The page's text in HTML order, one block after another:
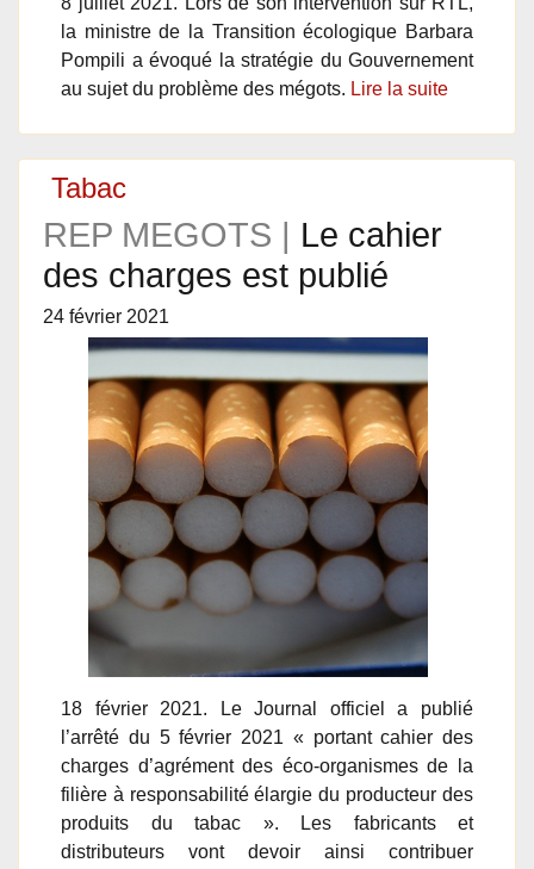
la ministre de la Transition écologique Barbara
Pompili a évoqué la stratégie du Gouvernement
au sujet du problème des mégots. Lire la suite
Tabac
REP MEGOTS | Le cahier
des charges est publié
24 février 2021
18 février 2021. Le Journal officiel a publié
l’arrêté du 5 février 2021 « portant cahier des
charges d’agrément des éco-organismes de la
filière à responsabilité élargie du producteur des
produits du tabac ». Les fabricants et
distributeurs vont devoir ainsi contribuer